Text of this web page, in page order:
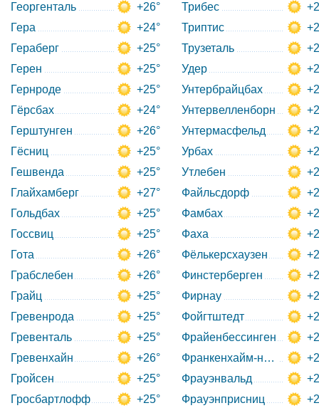
Георгенталь
+26°
Гера
+24°
Гераберг
+25°
Герен
+25°
Гернроде
+25°
Гёрсбах
+24°
Герштунген
+26°
Гёсниц
+25°
Гешвенда
+25°
Глайхамберг
+27°
Гольдбах
+25°
Госсвиц
+25°
Гота
+26°
Грабслебен
+26°
Грайц
+25°
Гревенрода
+25°
Гревенталь
+25°
Гревенхайн
+26°
Гройсен
+25°
Гросбартлофф
+25°
Трибес
Триптис
Трузеталь
Удер
Унтербрайцбах
Унтервелленборн
Унтермасфельд
Урбах
Утлебен
Файльсдорф
Фамбах
Фаха
Фёлькерсхаузен
Финстерберген
Фирнау
Фойгтштедт
Фрайенбессинген
Франкенхайм-на-Рёне
Фрауэнвальд
Фрауэнприсниц